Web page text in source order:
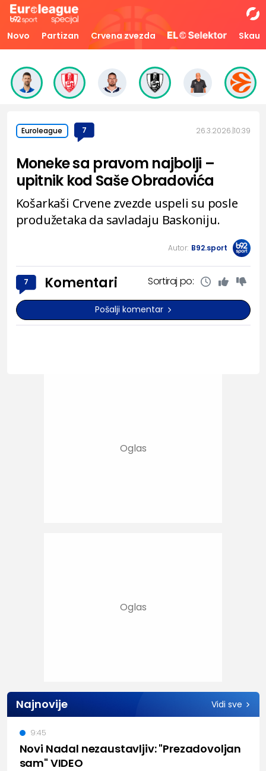
Novo Partizan Crvena zvezda Skaut
Euroleague 7 26.3.2026. 10:39
Moneke sa pravom najbolji –
upitnik kod Saše Obradovića
Košarkaši Crvene zvezde uspeli su posle
produžetaka da savladaju Baskoniju.
Autor: B92.sport
7 Komentari Sortiraj po:
Pošalji komentar
Najnovije Vidi sve
Novi Nadal nezaustavljiv: "Prezadovoljan
sam" VIDEO
9:45